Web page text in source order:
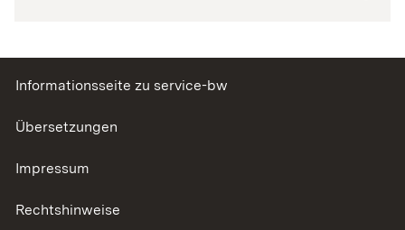
Informationsseite zu service-bw
Übersetzungen
Impressum
Rechtshinweise